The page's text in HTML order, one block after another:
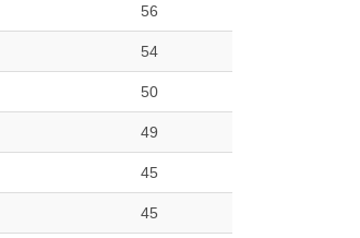
56
54
50
49
45
45